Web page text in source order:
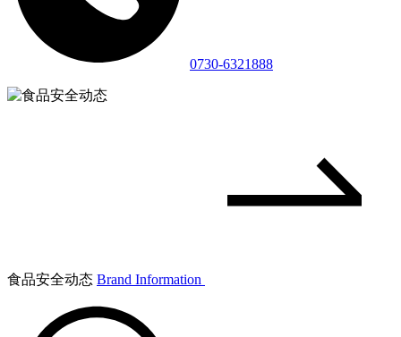
0730-6321888
食品安全动态 Brand Information